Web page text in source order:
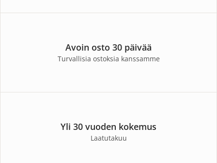
Avoin osto 30 päivää
Turvallisia ostoksia kanssamme
Yli 30 vuoden kokemus
Laatutakuu